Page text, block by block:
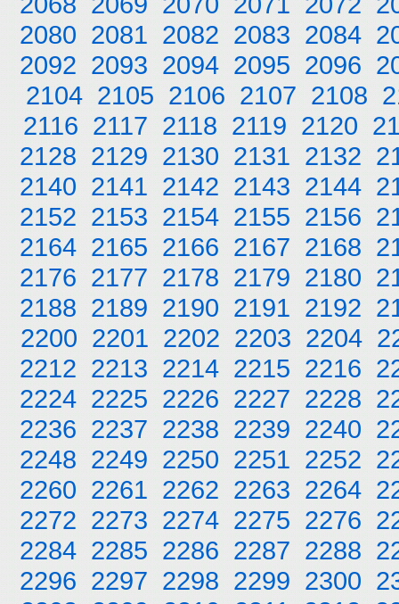
2080 2081 2082 2083 2084
2092 2093 2094 2095 2096
2104 2105 2106 2107 2108
2116 2117 2118 2119 2120
2128 2129 2130 2131 2132
2140 2141 2142 2143 2144
2152 2153 2154 2155 2156
2164 2165 2166 2167 2168
2176 2177 2178 2179 2180
2188 2189 2190 2191 2192
2200 2201 2202 2203 2204
2212 2213 2214 2215 2216
2224 2225 2226 2227 2228
2236 2237 2238 2239 2240
2248 2249 2250 2251 2252
2260 2261 2262 2263 2264
2272 2273 2274 2275 2276
2284 2285 2286 2287 2288
2296 2297 2298 2299 2300